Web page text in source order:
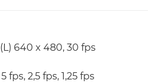
640 x 480, 30 fps
fps, 2,5 fps, 1,25 fps